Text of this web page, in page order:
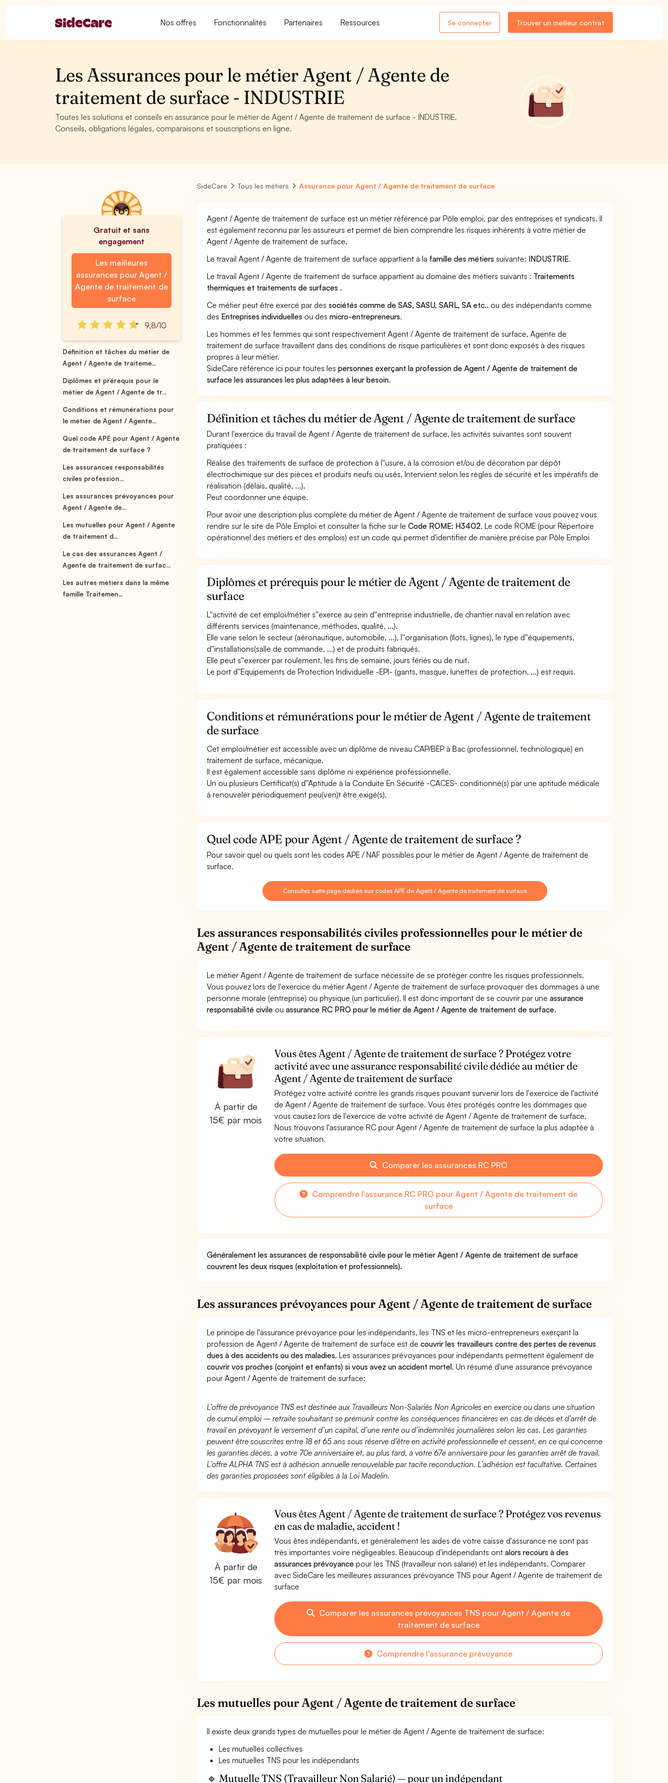
Nos offres Fonctionnalités Partenaires Ressources Se connecter Trouver un meilleur contrat
Les Assurances pour le métier Agent / Agente de
traitement de surface - INDUSTRIE
Toutes les solutions et conseils en assurance pour le métier de Agent / Agente de traitement de surface - INDUSTRIE.
Conseils, obligations légales, comparaisons et souscriptions en ligne.
Gratuit et sans
engagement
Les meilleures
assurances pour Agent /
Agente de traitement de
surface
9,8/10
Définition et tâches du métier de
Agent / Agente de traiteme...
Diplômes et prérequis pour le
métier de Agent / Agente de tr...
Conditions et rémunérations pour
le métier de Agent / Agente...
Quel code APE pour Agent / Agente
de traitement de surface ?
Les assurances responsabilités
civiles profession...
Les assurances prévoyances pour
Agent / Agente de...
Les mutuelles pour Agent / Agente
de traitement d...
Le cas des assurances Agent /
Agente de traitement de surfac...
Les autres métiers dans la même
famille Traitemen...
SideCare Tous les métiers Assurance pour Agent / Agente de traitement de surface
Agent / Agente de traitement de surface est un métier référencé par Pôle emploi, par des entreprises et syndicats. Il
est également reconnu par les assureurs et permet de bien comprendre les risques inhérents à votre métier de
Agent / Agente de traitement de surface.
Le travail Agent / Agente de traitement de surface appartient à la famille des métiers suivante: INDUSTRIE.
Le travail Agent / Agente de traitement de surface appartient au domaine des métiers suivants : Traitements
thermiques et traitements de surfaces .
Ce métier peut être exercé par dessociétés comme de SAS, SASU, SARL, SA etc.. ou des indépendants comme
des Entreprises individuelles ou desmicro-entrepreneurs.
Les hommes et les femmes qui sont respectivement Agent / Agente de traitement de surface, Agente de
traitement de surface travaillent dans des conditions de risque particulières et sont donc exposés à des risques
propres à leur métier.
SideCare référence ici pour toutes lespersonnes exerçant la profession de Agent / Agente de traitement de
surface les assurances les plus adaptées à leur besoin.
Définition et tâches du métier de Agent / Agente de traitement de surface
Durant l'exercice du travail de Agent / Agente de traitement de surface, les activités suivantes sont souvent
pratiquées :
Réalise des traitements de surface de protection à l''usure, à la corrosion et/ou de décoration par dépôt
électrochimique sur des pièces et produits neufs ou usés. Intervient selon les règles de sécurité et les impératifs de
réalisation (délais, qualité, ...).
Peut coordonner une équipe.
Pour avoir une description plus complète du métier de Agent / Agente de traitement de surface vous pouvez vous
rendre sur le site de Pôle Emploi et consulter la fiche sur leCode ROME: H3402. Le code ROME (pour Répertoire
opérationnel des métiers et des emplois) est un code qui permet d'identifier de manière précise par Pôle Emploi
Diplômes et prérequis pour le métier de Agent / Agente de traitement de
surface
L''activité de cet emploi/métier s''exerce au sein d''entreprise industrielle, de chantier naval en relation avec
différents services (maintenance, méthodes, qualité, ...).
Elle varie selon le secteur (aéronautique, automobile, ...), l''organisation (îlots, lignes), le type d''équipements,
d''installations(salle de commande, ...) et de produits fabriqués.
Elle peut s''exercer par roulement, les fins de semaine, jours fériés ou de nuit.
Le port d''Equipements de Protection Individuelle -EPI- (gants, masque, lunettes de protection, ...) est requis.
Conditions et rémunérations pour le métier de Agent / Agente de traitement
de surface
Cet emploi/métier est accessible avec un diplôme de niveau CAP/BEP à Bac (professionnel, technologique) en
traitement de surface, mécanique.
Il est également accessible sans diplôme ni expérience professionnelle.
Un ou plusieurs Certificat(s) d''Aptitude à la Conduite En Sécurité -CACES- conditionné(s) par une aptitude médicale
à renouveler périodiquement peu(ven)t être exigé(s).
Quel code APE pour Agent / Agente de traitement de surface ?
Pour savoir quel ou quels sont les codes APE / NAF possibles pour le métier de Agent / Agente de traitement de
surface.
Consultez cette page dédiée aux codes APE de Agent / Agente de traitement de surface
Les assurances responsabilités civiles professionnelles pour le métier de
Agent / Agente de traitement de surface
Le métier Agent / Agente de traitement de surface nécessite de se protéger contre les risques professionnels.
Vous pouvez lors de l'exercice du métier Agent / Agente de traitement de surface provoquer des dommages à une
personne morale (entreprise) ou physique (un particulier). Il est donc important de se couvrir par uneassurance
responsabilité civile ouassurance RC PRO pour le métier de Agent / Agente de traitement de surface.
À partir de
15€ par mois
Vous êtes Agent / Agente de traitement de surface ? Protégez votre
activité avec une assurance responsabilité civile dédiée au métier de
Agent / Agente de traitement de surface
Protégez votre activité contre les grands risques pouvant survenir lors de l'exercice de l'activité
de Agent / Agente de traitement de surface. Vous êtes protégés contre les dommages que
vous causez lors de l'exercice de votre activité de Agent / Agente de traitement de surface.
Nous trouvons l'assurance RC pour Agent / Agente de traitement de surface la plus adaptée à
votre situation.
Comparer les assurances RC PRO
Comprendre l'assurance RC PRO pour Agent / Agente de traitement de
surface
Généralement les assurances de responsabilité civile pour le métier Agent / Agente de traitement de surface
couvrent les deux risques (exploitation et professionnels).
Les assurances prévoyances pour Agent / Agente de traitement de surface
Le principe de l'assurance prévoyance pour les indépendants, les TNS et les micro-entrepreneurs exerçant la
profession de Agent / Agente de traitement de surface est decouvrir les travailleurs contre des pertes de revenus
dues à des accidents ou des maladies. Les assurances prévoyances pour indépendants permettent également de
couvrir vos proches (conjoint et enfants) si vous avez un accident mortel. Un résumé d'une assurance prévoyance
pour Agent / Agente de traitement de surface:
L’offre de prévoyance TNS est destinée aux Travailleurs Non-Salariés Non Agricoles en exercice ou dans une situation
de cumul emploi – retraite souhaitant se prémunir contre les conséquences financières en cas de décès et d’arrêt de
travail en prévoyant le versement d’un capital, d’une rente ou d’indemnités journalières selon les cas. Les garanties
peuvent être souscrites entre 18 et 65 ans sous réserve d’être en activité professionnelle et cessent, en ce qui concerne
les garanties décès, à votre 70e anniversaire et, au plus tard, à votre 67e anniversaire pour les garanties arrêt de travail.
L’offre ALPHA TNS est à adhésion annuelle renouvelable par tacite reconduction. L’adhésion est facultative. Certaines
des garanties proposées sont éligibles à la Loi Madelin.
À partir de
15€ par mois
Vous êtes Agent / Agente de traitement de surface ? Protégez vos revenus
en cas de maladie, accident !
Vous êtes indépendants, et généralement les aides de votre caisse d'assurance ne sont pas
très importantes voire négligeables. Beaucoup d'indépendants ont alors recours à des
assurances prévoyancepour les TNS (travailleur non salarié) et les indépendants. Comparer
avec SideCare les meilleures assurances prévoyance TNS pour Agent / Agente de traitement de
surface
Comparer les assurances prévoyances TNS pour Agent / Agente de
traitement de surface
Comprendre l'assurance prévoyance
Les mutuelles pour Agent / Agente de traitement de surface
Il existe deux grands types de mutuelles pour le métier de Agent / Agente de traitement de surface:
Les mutuelles collectives
Les mutuelles TNS pour les indépendants
🔹 Mutuelle TNS (Travailleur Non Salarié) — pour un indépendant